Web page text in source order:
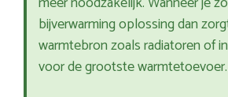
bijverwarming oplossing dan
warmtebron zoals radiatoren of
voor de grootste warmtetoevoer.